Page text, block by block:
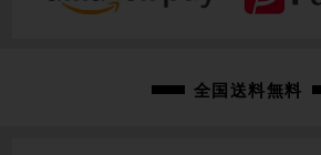
全国送料無料